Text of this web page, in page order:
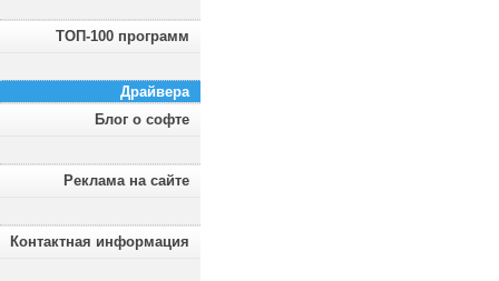
ТОП-100 программ
Драйвера
Блог о софте
Реклама на сайте
Контактная информация